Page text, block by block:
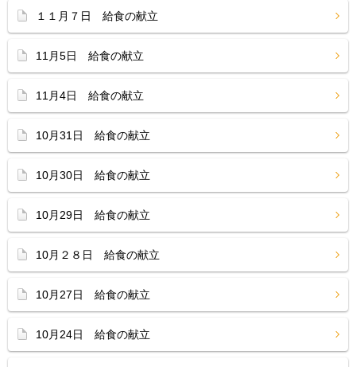
１１月７日 給食の献立
11月5日 給食の献立
11月4日 給食の献立
10月31日 給食の献立
10月30日 給食の献立
10月29日 給食の献立
10月２８日 給食の献立
10月27日 給食の献立
10月24日 給食の献立